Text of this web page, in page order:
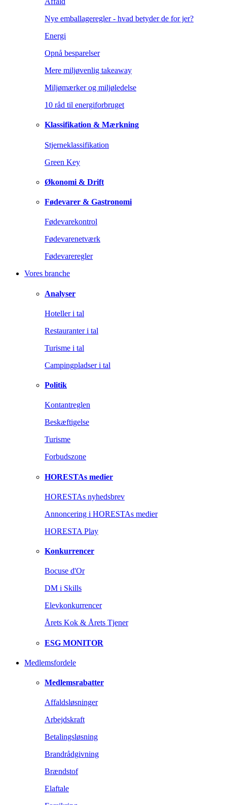
Nye emballageregler - hvad betyder de for jer?
Energi
Opnå besparelser
Mere miljøvenlig takeaway
Miljømærker og miljøledelse
10 råd til energiforbruget
Klassifikation & Mærkning
Stjerneklassifikation
Green Key
Økonomi & Drift
Fødevarer & Gastronomi
Fødevarekontrol
Fødevarenetværk
Fødevareregler
Vores branche
Analyser
Hoteller i tal
Restauranter i tal
Turisme i tal
Campingpladser i tal
Politik
Kontantreglen
Beskæftigelse
Turisme
Forbudszone
HORESTAs medier
HORESTAs nyhedsbrev
Annoncering i HORESTAs medier
HORESTA Play
Konkurrencer
Bocuse d'Or
DM i Skills
Elevkonkurrencer
Årets Kok & Årets Tjener
ESG MONITOR
Medlemsfordele
Medlemsrabatter
Affaldsløsninger
Arbejdskraft
Betalingsløsning
Brandrådgivning
Brændstof
Elaftale